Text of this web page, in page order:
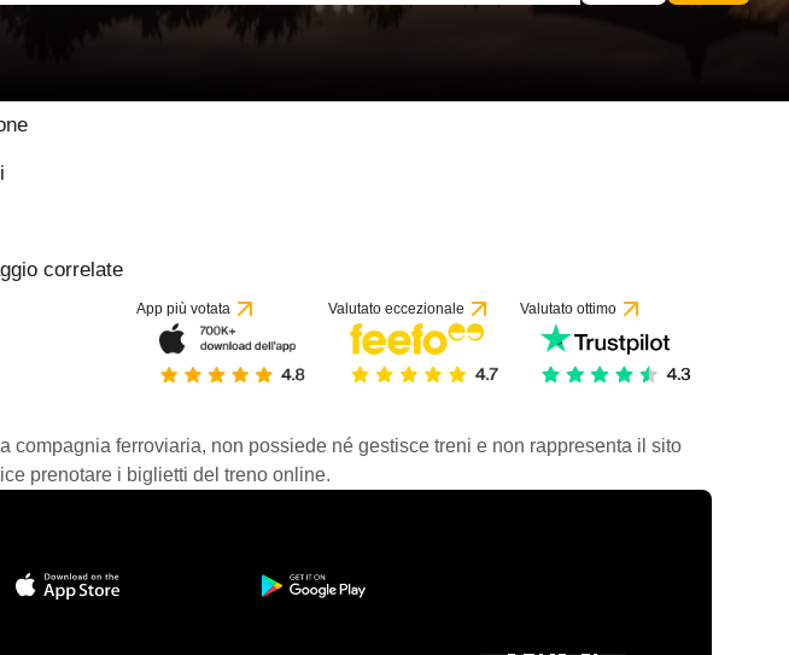
correlate
App più votata Valutato eccezionale Valutato ottimo
ferroviaria, non possiede né gestisce treni e non rappresenta il sito
prenotare i biglietti del treno online.